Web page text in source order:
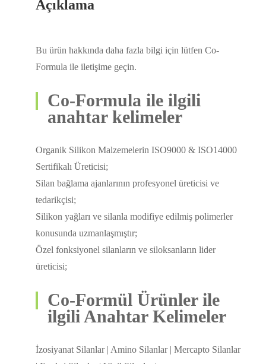
Açıklama
Bu ürün hakkında daha fazla bilgi için lütfen Co-
Formula ile iletişime geçin.
Co-Formula ile ilgili
anahtar kelimeler
Organik Silikon Malzemelerin ISO9000 & ISO14000
Sertifikalı Üreticisi;
Silan bağlama ajanlarının profesyonel üreticisi ve
tedarikçisi;
Silikon yağları ve silanla modifiye edilmiş polimerler
konusunda uzmanlaşmıştır;
Özel fonksiyonel silanların ve siloksanların lider
üreticisi;
Co-Formül Ürünler ile
ilgili Anahtar Kelimeler
İzosiyanat Silanlar | Amino Silanlar | Mercapto Silanlar